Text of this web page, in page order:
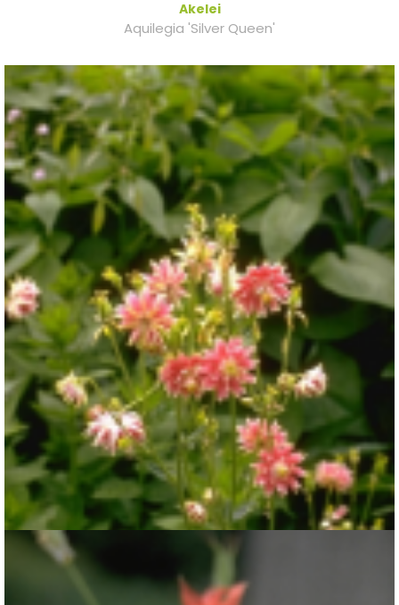
Akelei
Aquilegia 'Silver Queen'
Akelei
Aquilegia 'Nora Barlow'